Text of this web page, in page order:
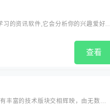
的资讯软件,它会分析你的兴趣爱好,
资讯新闻网!
查看
丰富的技术版块交相辉映，由无数资